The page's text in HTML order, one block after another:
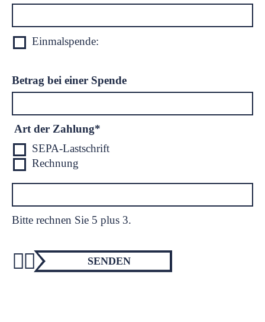
Einmalspende:
Betrag bei einer Spende
Pflichtfeld
Art der Zahlung*
SEPA-Lastschrift
Rechnung
Bitte rechnen Sie 5 plus 3.
SENDEN